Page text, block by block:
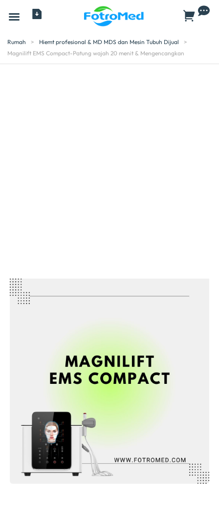
Rumah > Hiemt profesional & MD MDS dan Mesin Tubuh Dijual
>
Magnilift EMS Compact-Patung wajah 20 menit & Mengencangkan